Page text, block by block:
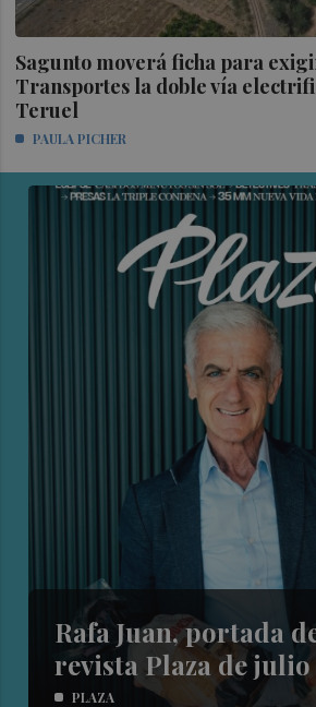
Sagunto moverá ficha para
Transportes la doble vía
Teruel
PAULA PICHER
Rafa Juan, portada
revista Plaza de julio
PLAZA